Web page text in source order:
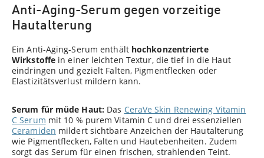
Anti-Aging-Serum gegen vorzeitige
Hautalterung
Ein Anti-Aging-Serum enthält hochkonzentrierte
Wirkstoffe in einer leichten Textur, die tief in die Haut
eindringen und gezielt Falten, Pigmentflecken oder
Elastizitätsverlust mildern kann.
Serum für müde Haut: Das CeraVe Skin Renewing Vitamin
C Serum mit 10 % purem Vitamin C und drei essenziellen
Ceramiden mildert sichtbare Anzeichen der Hautalterung
wie Pigmentflecken, Falten und Hautebenheiten. Zudem
sorgt das Serum für einen frischen, strahlenden Teint.